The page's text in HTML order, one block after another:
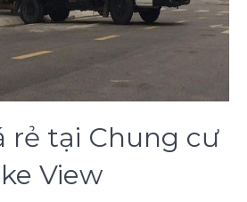
rẻ tại Chung cư
View